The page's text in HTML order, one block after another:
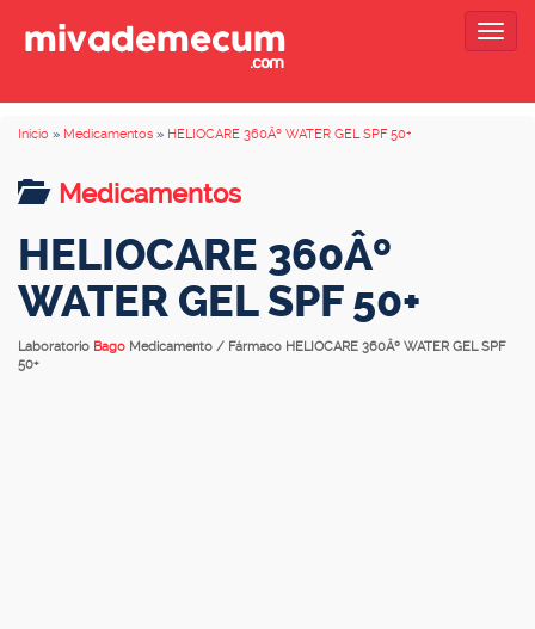
Inicio » Medicamentos » HELIOCARE 360Âº WATER GEL SPF 50+
Medicamentos
HELIOCARE 360Âº
WATER GEL SPF 50+
Laboratorio Bago Medicamento / Fármaco HELIOCARE 360Âº WATER GEL SPF
50+